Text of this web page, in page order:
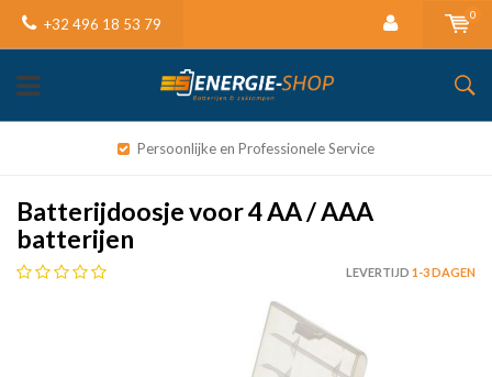
+32 496 18 53 79
0
Persoonlijke en Professionele Service
Batterijdoosje voor 4 AA / AAA
batterijen
LEVERTIJD 1-3 DAGEN